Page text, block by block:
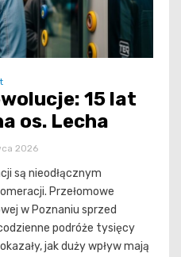
15 lat
os. Lecha
2026
są nieodłącznym
Przełomowe
w Poznaniu sprzed
podróże tysięcy
jak duży wpływ mają